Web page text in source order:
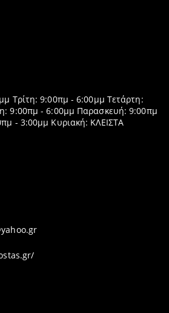
Τρίτη: 9:00πμ - 6:00μμ Τετάρτη:
9:00πμ - 6:00μμ Παρασκευή: 9:00πμ
- 3:00μμ Κυριακή: ΚΛΕΙΣΤΑ
Opens